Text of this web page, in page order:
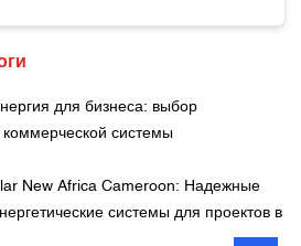
для бизнеса: выбор
системы
New Africa Cameroon: Надежные
системы для проектов в